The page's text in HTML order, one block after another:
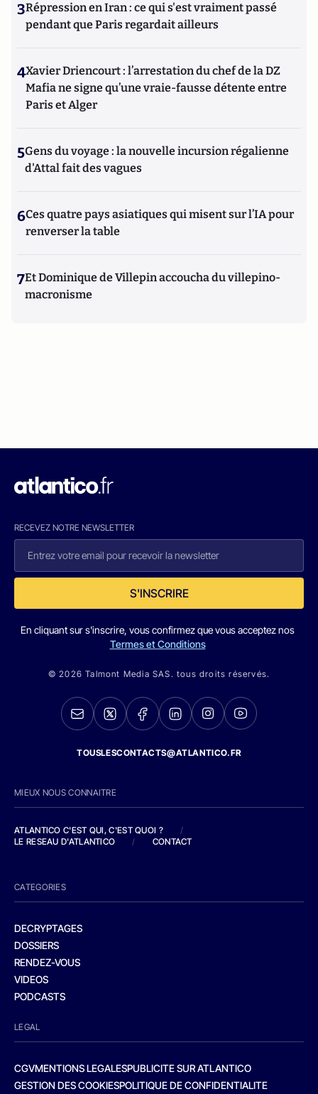
3Répression en Iran : ce qui s'est vraiment passé
pendant que Paris regardait ailleurs
4Xavier Driencourt : l’arrestation du chef de la DZ
Mafia ne signe qu’une vraie-fausse détente entre
Paris et Alger
5Gens du voyage : la nouvelle incursion régalienne
d'Attal fait des vagues
6Ces quatre pays asiatiques qui misent sur l’IA pour
renverser la table
7Et Dominique de Villepin accoucha du villepino-
macronisme
RECEVEZ NOTRE NEWSLETTER
S'INSCRIRE
En cliquant sur s'inscrire, vous confirmez que vous acceptez nos
Termes et Conditions
© 2026 Talmont Media SAS. tous droits réservés.
TOUSLESCONTACTS@ATLANTICO.FR
MIEUX NOUS CONNAITRE
ATLANTICO C'EST QUI, C'EST QUOI ?
/
LE RESEAU D'ATLANTICO
/ CONTACT
CATEGORIES
DECRYPTAGES
DOSSIERS
RENDEZ-VOUS
VIDEOS
PODCASTS
LEGAL
CGVMENTIONS LEGALESPUBLICITE SUR ATLANTICO
GESTION DES COOKIESPOLITIQUE DE CONFIDENTIALITE